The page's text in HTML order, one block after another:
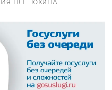
ПЛЕТЮХИНА